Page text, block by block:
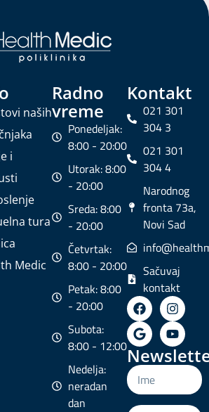
naših
i
tura
Medic
Radno
vreme
Ponedeljak:
8:00 - 20:00
Utorak: 8:00
- 20:00
Sreda: 8:00
- 20:00
Četvrtak:
8:00 - 20:00
Petak: 8:00
- 20:00
Subota:
8:00 - 12:00
Nedelja:
neradan
dan
Kontakt
021 301
304 3
021 301
304 4
Narodnog
fronta 73a,
Novi Sad
Sačuvaj
kontakt